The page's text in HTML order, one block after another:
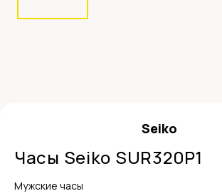
Seiko
Часы Seiko SUR320P1
Мужские часы